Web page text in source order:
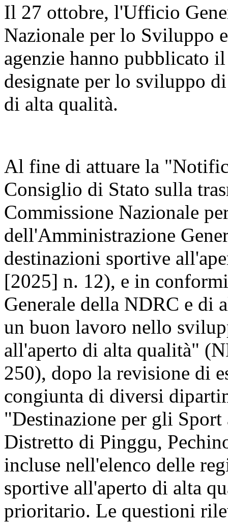
Il 27 ottobre, l'Ufficio
Nazionale per lo Sviluppo
agenzie hanno pubblicato
designate per lo sviluppo
di alta qualità.
Al fine di attuare la
Consiglio di Stato sulla
Commissione Nazionale
dell'Amministrazione
destinazioni sportive
[2025] n. 12), e in
Generale della NDRC e di
un buon lavoro nello
all'aperto di alta qualità"
250), dopo la revisione di
congiunta di diversi
"Destinazione per gli
Distretto di Pinggu,
incluse nell'elenco delle
sportive all'aperto di alta
prioritario. Le questioni